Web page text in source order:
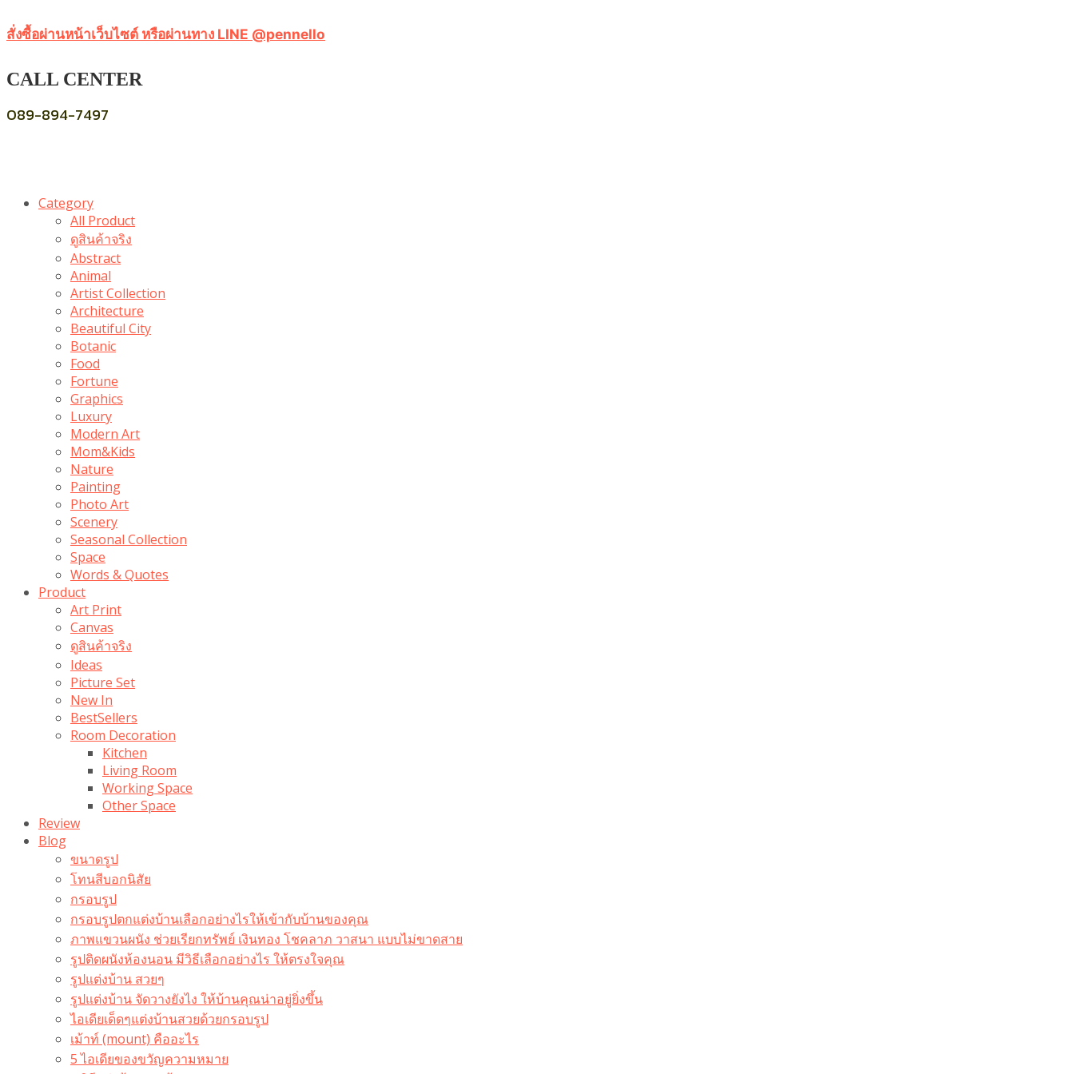
สั่งซื้อผ่านหน้าเว็บไซต์ หรือผ่านทาง LINE @pennello
CALL CENTER
089-894-7497
Category
All Product
ดูสินค้าจริง
Abstract
Animal
Artist Collection
Architecture
Beautiful City
Botanic
Food
Fortune
Graphics
Luxury
Modern Art
Mom&Kids
Nature
Painting
Photo Art
Scenery
Seasonal Collection
Space
Words & Quotes
Product
Art Print
Canvas
ดูสินค้าจริง
Ideas
Picture Set
New In
BestSellers
Room Decoration
Kitchen
Living Room
Working Space
Other Space
Review
Blog
ขนาดรูป
โทนสีบอกนิสัย
กรอบรูป
กรอบรูปตกแต่งบ้านเลือกอย่างไรให้เข้ากับบ้านของคุณ
ภาพแขวนผนัง ช่วยเรียกทรัพย์ เงินทอง โชคลาภ วาสนา แบบไม่ขาดสาย
รูปติดผนังห้องนอน มีวิธีเลือกอย่างไร ให้ตรงใจคุณ
รูปแต่งบ้าน สวยๆ
รูปแต่งบ้าน จัดวางยังไง ให้บ้านคุณน่าอยู่ยิ่งขึ้น
ไอเดียเด็ดๆแต่งบ้านสวยด้วยกรอบรูป
เม้าท์ (mount) คืออะไร​
5 ไอเดียของขวัญความหมาย